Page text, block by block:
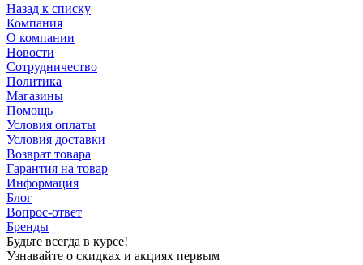
Назад к списку
Компания
О компании
Новости
Сотрудничество
Политика
Магазины
Помощь
Условия оплаты
Условия доставки
Возврат товара
Гарантия на товар
Информация
Блог
Вопрос-ответ
Бренды
Будьте всегда в курсе!
Узнавайте о скидках и акциях первым